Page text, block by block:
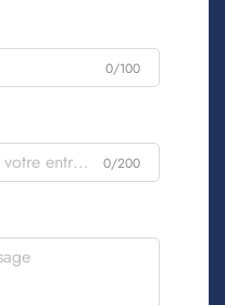
0/100
0/200